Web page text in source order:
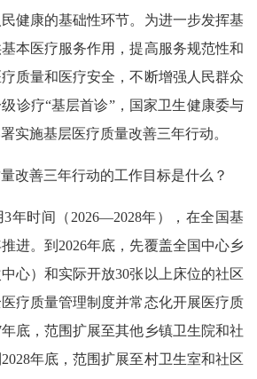
健康的基础性环节。为进一步发挥基
本医疗服务作用，提高服务规范性和
质量和医疗安全，不断增强人民群众
诊疗“基层首诊”，国家卫生健康委与
实施基层医疗质量改善三年行动。
善三年行动的工作目标是什么？
时间（2026—2028年），在全国基
进。到2026年底，先覆盖全国中心乡
心）和实际开放30张以上床位的社区
疗质量管理制度并常态化开展医疗质
底，范围扩展至其他乡镇卫生院和社
年底，范围扩展至村卫生室和社区